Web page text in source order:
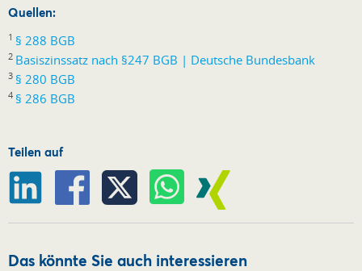
Quellen:
1 § 288 BGB
2 Basiszinssatz nach §247 BGB | Deutsche Bundesbank
3 § 280 BGB
4 § 286 BGB
Teilen auf
Das könnte Sie auch interessieren